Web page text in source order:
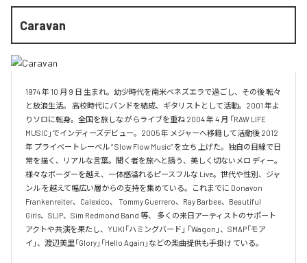
Caravan
1974 年 10 月 9 日 生まれ。幼少時代を南米ベネズエラで過ごし、その後 転々
と放浪生活。 高校時代にバンドを結成、ギタリストとして活動。2001 年よ
りソロに転身。全国を旅しな がらライブを重ね 2004 年 4 月 「RAW LIFE
MUSIC」でインディーズデビュー。2005 年 メジャーへ移籍して活動後 2012
年 プライベートレーベル “ Slow Flow Music” を立ち 上げた。独自の目線で日
常を描く、リアルな言葉。聞く者を旅へと誘う、美しく切ないメロ ディー。
様々なボーダーを越え、一体感溢れるピースフルな Live。世代や性別、ジャ
ンル を越えて幅広い層からの支持を集めている。これまでに Donavon
Frankenreiter、Calexico、 Tommy Guerrero、Ray Barbee、Beautiful
Girls、SLIP、Sim Redmond Band 等、 多くの来日アーティストのサポート
アクトや共演を果たし、YUKI「ハミングバード」 「Wagon」、SMAP「モア
イ」、渡辺美里「Glory」「Hello Again」などの楽曲提供も手掛け ている。